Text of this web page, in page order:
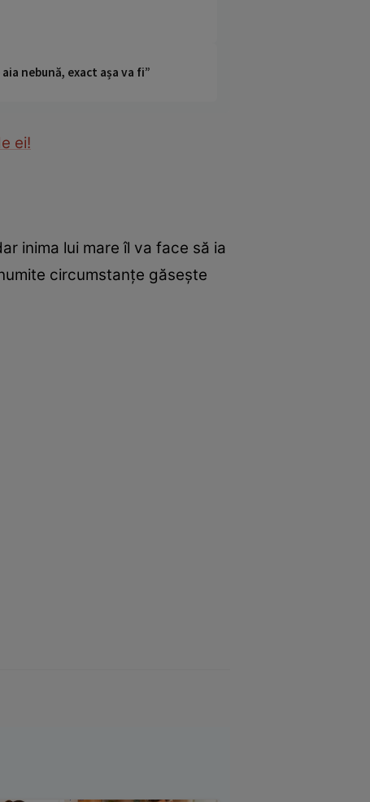
nebună, exact așa va fi”
ei!
inima lui mare îl va face să ia
circumstanțe găseşte